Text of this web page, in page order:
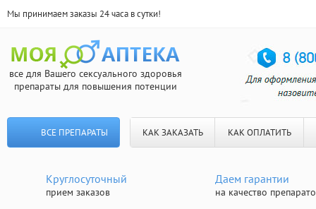
Мы принимаем заказы 24 часа в сутки!
все для Вашего сексуального здоровья
препараты для повышения потенции
ВСЕ ПРЕПАРАТЫ КАК ЗАКАЗАТЬ КАК ОПЛАТИТЬ
Круглосуточный
прием заказов
Даем гарантии
на качество